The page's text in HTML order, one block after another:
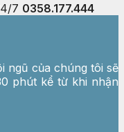
7 0358.177.444
ngũ của chúng tôi sẽ
phút kể từ khi nhận